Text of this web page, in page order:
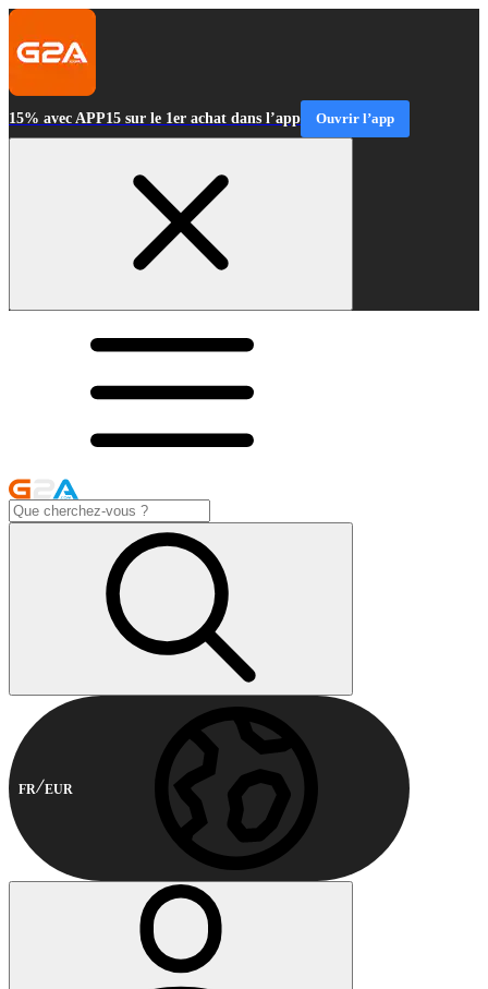
15% avec APP15 sur le 1er achat dans l’app Ouvrir l’app
FR EUR